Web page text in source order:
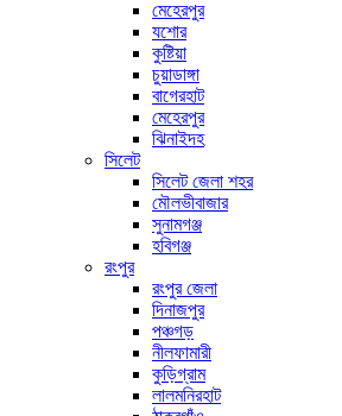
মেহেরপুর
যশোর
কুষ্টিয়া
চুয়াডাঙ্গা
বাগেরহাট
মেহেরপুর
ঝিনাইদহ
সিলেট
সিলেট জেলা শহর
মৌলভীবাজার
সুনামগঞ্জ
হবিগঞ্জ
রংপুর
রংপুর জেলা
দিনাজপুর
পঞ্চগড়
নীলফামারী
কুড়িগ্রাম
লালমনিরহাট